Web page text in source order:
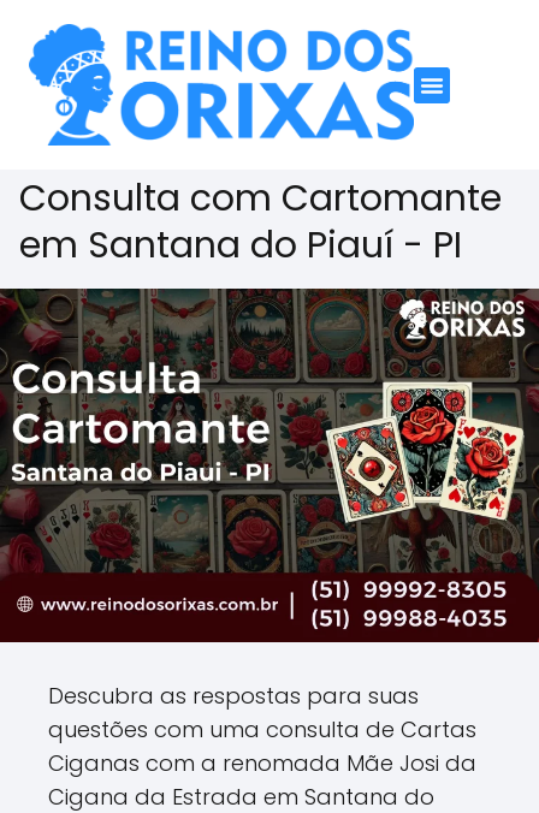
Consulta com Cartomante
em Santana do Piauí - PI
Descubra as respostas para suas
questões com uma consulta de Cartas
Ciganas com a renomada Mãe Josi da
Cigana da Estrada em Santana do